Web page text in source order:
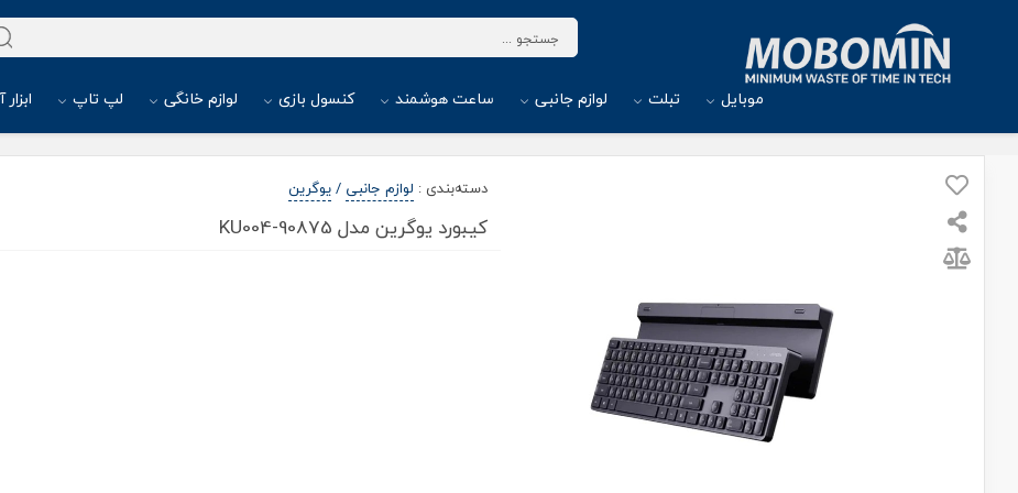
موبایل تبلت لوازم جانبی ساعت هوشمند کنسول بازی لوازم خانگی لپ تاپ
دسته‌بندی : لوازم جانبی /یوگرین
کیبورد یوگرین مدل KU004-90875